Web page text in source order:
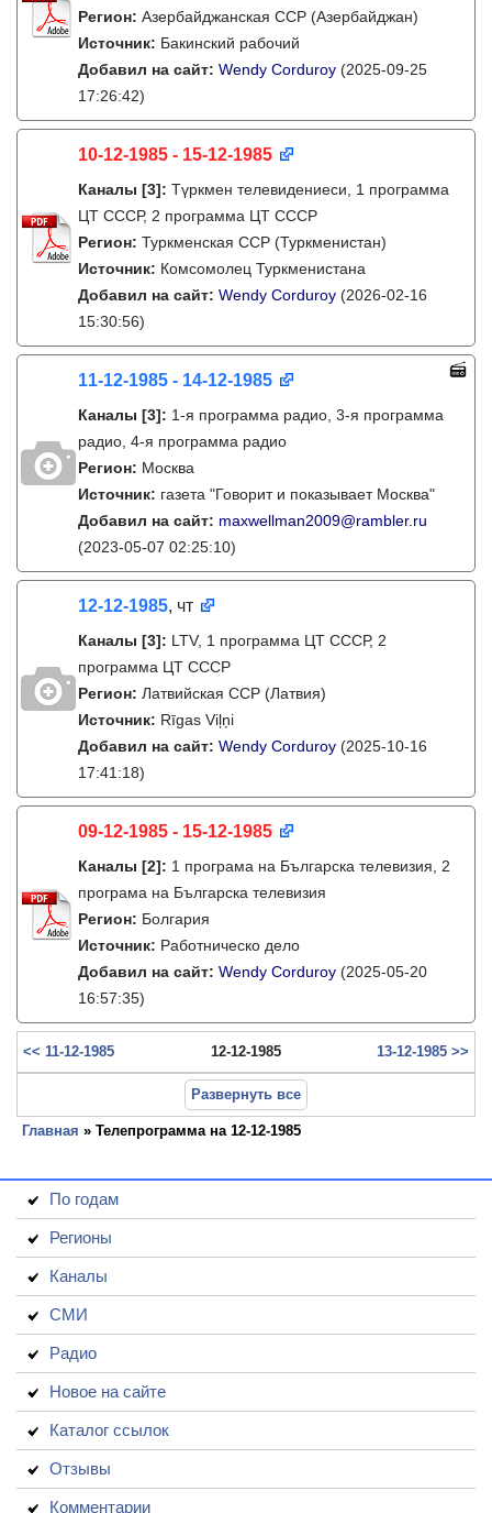
Регион: Азербайджанская ССР (Азербайджан)
Источник: Бакинский рабочий
Добавил на сайт: Wendy Corduroy (2025-09-25
17:26:42)
10-12-1985 - 15-12-1985
Каналы [3]: Түркмен телевидениеси, 1 программа
ЦТ СССР, 2 программа ЦТ СССР
Регион: Туркменская ССР (Туркменистан)
Источник: Комсомолец Туркменистана
Добавил на сайт: Wendy Corduroy (2026-02-16
15:30:56)
11-12-1985 - 14-12-1985
Каналы [3]: 1-я программа радио, 3-я программа
радио, 4-я программа радио
Регион: Москва
Источник: газета "Говорит и показывает Москва"
Добавил на сайт: maxwellman2009@rambler.ru
(2023-05-07 02:25:10)
12-12-1985, чт
Каналы [3]: LTV, 1 программа ЦТ СССР, 2
программа ЦТ СССР
Регион: Латвийская ССР (Латвия)
Источник: Rīgas Viļņi
Добавил на сайт: Wendy Corduroy (2025-10-16
17:41:18)
09-12-1985 - 15-12-1985
Каналы [2]: 1 програма на Българска телевизия, 2
програма на Българска телевизия
Регион: Болгария
Источник: Работническо дело
Добавил на сайт: Wendy Corduroy (2025-05-20
16:57:35)
<< 11-12-1985 12-12-1985 13-12-1985 >>
Развернуть все
Главная » Телепрограмма на 12-12-1985
По годам
Регионы
Каналы
СМИ
Радио
Новое на сайте
Каталог ссылок
Отзывы
Комментарии